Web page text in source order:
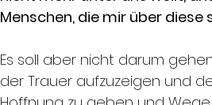
Menschen, die mir über
Es soll aber nicht darum
der Trauer aufzuzeigen und